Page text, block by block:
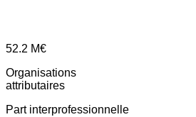
52.2 M€
Organisations
attributaires
Part interprofessionnelle